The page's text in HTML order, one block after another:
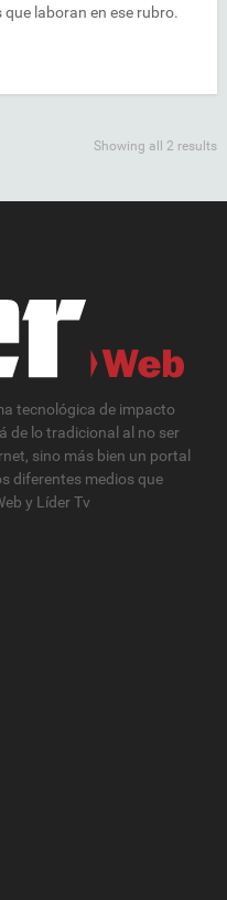
laboran en ese rubro.
Showing all 2 results
tecnológica de impacto
de lo tradicional al no ser
sino más bien un portal
diferentes medios que
y Líder Tv